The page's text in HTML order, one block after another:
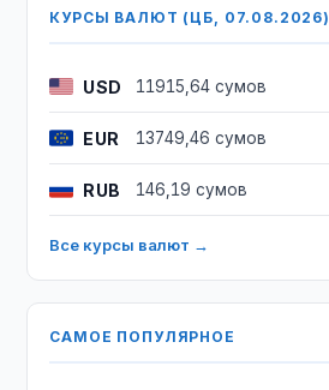
КУРСЫ ВАЛЮТ (ЦБ, 07.08.2026)
USD 11915,64 сумов
EUR 13749,46 сумов
RUB 146,19 сумов
Все курсы валют →
САМОЕ ПОПУЛЯРНОЕ